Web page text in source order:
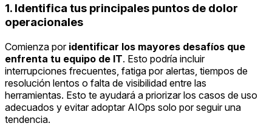
1. Identifica tus principales puntos de dolor
operacionales
Comienza por identificar los mayores desafíos que
enfrenta tu equipo de IT. Esto podría incluir
interrupciones frecuentes, fatiga por alertas, tiempos de
resolución lentos o falta de visibilidad entre las
herramientas. Esto te ayudará a priorizar los casos de uso
adecuados y evitar adoptar AIOps solo por seguir una
tendencia.